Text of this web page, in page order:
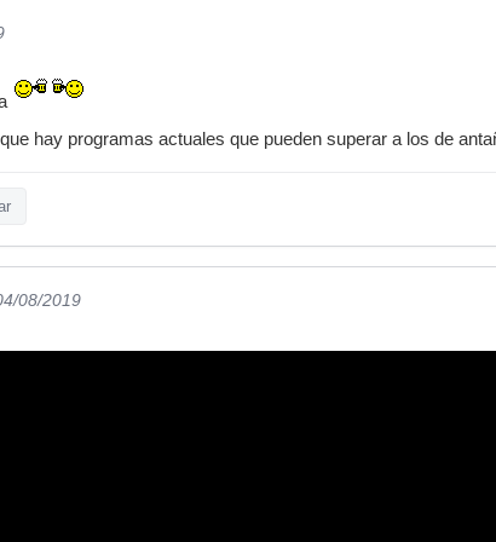
hay programas actuales que pueden superar a los de
08/2019